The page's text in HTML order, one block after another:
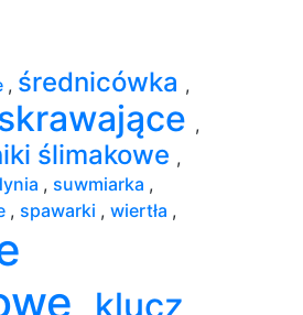
, średnicówka ,
,
ślimakowe ,
, suwmiarka ,
, spawarki , wiertła ,
klucz